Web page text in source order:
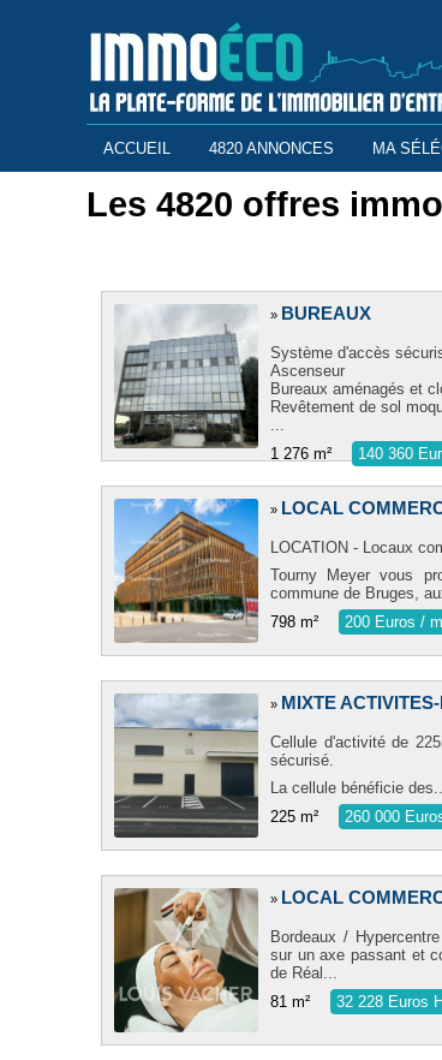
ACCUEIL 4820 ANNONCES MA
Les 4820 offres
» BUREAUX
Système d'accès
Ascenseur
Bureaux aménagés et
Revêtement de sol
...
1 276 m²
140 360
» LOCAL
LOCATION - Locaux
Tourny Meyer vous
commune de Bruges,
798 m²
200 Euros /
» MIXTE
Cellule d'activité de
sécurisé.
La cellule bénéficie
225 m²
260 000
» LOCAL
Bordeaux /
sur un axe passant et
de Réal...
81 m²
32 228 Euros